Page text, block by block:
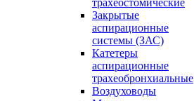
трахеостомические
Закрытые
аспирационные
системы (ЗАС)
Катетеры
аспирационные
трахеобронхиальные
Воздуховоды